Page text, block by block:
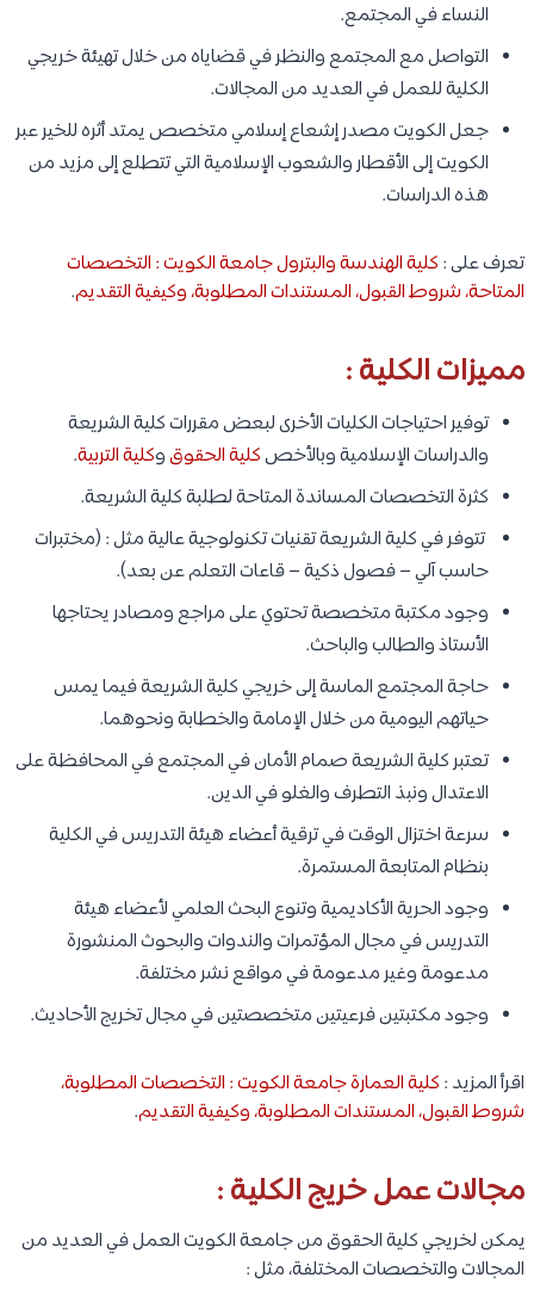
النساء في المجتمع.
التواصل مع المجتمع والنظر في قضاياه من خلال تهيئة خريجي
الكلية للعمل في العديد من المجالات.
جعل الكويت مصدر إشعاع إسلامي متخصص يمتد أثره للخير عبر
الكويت إلى الأقطار والشعوب الإسلامية التي تتطلع إلى مزيد من
هذه الدراسات.
تعرف على : كلية الهندسة والبترول جامعة الكويت : التخصصات
المتاحة، شروط القبول، المستندات المطلوبة، وكيفية التقديم.
مميزات الكلية :
توفير احتياجات الكليات الأخرى لبعض مقررات كلية الشريعة
والدراسات الإسلامية وبالأخصكلية الحقوقوكلية التربية.
كثرة التخصصات المساندة المتاحة لطلبة كلية الشريعة.
تتوفر في كلية الشريعة تقنيات تكنولوجية عالية مثل : (مختبرات
حاسب آلي – فصول ذكية – قاعات التعلم عن بعد).
وجود مكتبة متخصصة تحتوي على مراجع ومصادر يحتاجها
الأستاذ والطالب والباحث.
حاجة المجتمع الماسة إلى خريجي كلية الشريعة فيما يمس
حياتهم اليومية من خلال الإمامة والخطابة ونحوهما.
تعتبر كلية الشريعة صمام الأمان في المجتمع في المحافظة على
الاعتدال ونبذ التطرف والغلو في الدين.
سرعة اختزال الوقت في ترقية أعضاء هيئة التدريس في الكلية
بنظام المتابعة المستمرة.
وجود الحرية الأكاديمية وتنوع البحث العلمي لأعضاء هيئة
التدريس في مجال المؤتمرات والندوات والبحوث المنشورة
مدعومة وغير مدعومة في مواقع نشر مختلفة.
وجود مكتبتين فرعيتين متخصصتين في مجال تخريج الأحاديث.
اقرأ المزيد : كلية العمارة جامعة الكويت : التخصصات المطلوبة،
شروط القبول، المستندات المطلوبة، وكيفية التقديم.
مجالات عمل خريج الكلية :
يمكن لخريجي كلية الحقوق من جامعة الكويت العمل في العديد من
المجالات والتخصصات المختلفة، مثل :